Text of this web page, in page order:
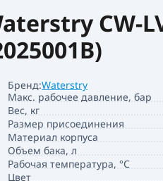
CW-
Бренд:Waterstry
Макс. рабочее давление, бар
Вес, кг
Размер присоединения
Материал корпуса
Объем бака, л
Рабочая температура, °C
Цвет